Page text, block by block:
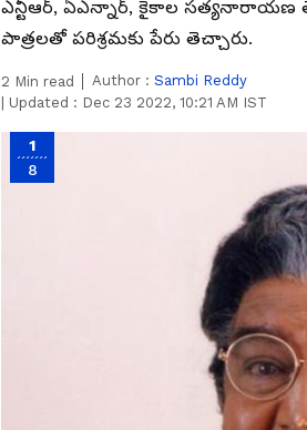
ఎన్టీఆర్, ఏఎన్నార్, కైకాల సత్యనారాయణ
పాత్రలతో పరిశ్రమకు పేరు తెచ్చారు.
2 Min read Author : Sambi Reddy
Updated : Dec 23 2022, 10:21 AM IST
1
8